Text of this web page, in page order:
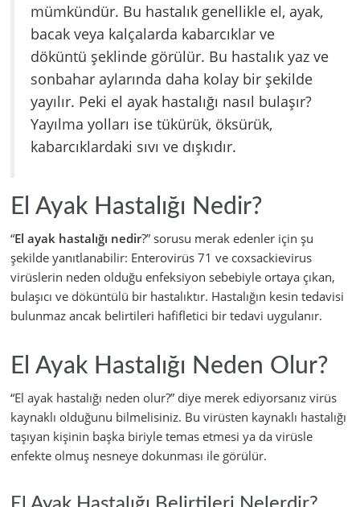
mümkündür. Bu hastalık genellikle el, ayak,
bacak veya kalçalarda kabarcıklar ve
döküntü şeklinde görülür. Bu hastalık yaz ve
sonbahar aylarında daha kolay bir şekilde
yayılır. Peki el ayak hastalığı nasıl bulaşır?
Yayılma yolları ise tükürük, öksürük,
kabarcıklardaki sıvı ve dışkıdır.
El Ayak Hastalığı Nedir?
“El ayak hastalığı nedir?” sorusu merak edenler için şu
şekilde yanıtlanabilir: Enterovirüs 71 ve coxsackievirus
virüslerin neden olduğu enfeksiyon sebebiyle ortaya çıkan,
bulaşıcı ve döküntülü bir hastalıktır. Hastalığın kesin tedavisi
bulunmaz ancak belirtileri hafifletici bir tedavi uygulanır.
El Ayak Hastalığı Neden Olur?
“El ayak hastalığı neden olur?” diye merek ediyorsanız virüs
kaynaklı olduğunu bilmelisiniz. Bu virüsten kaynaklı hastalığı
taşıyan kişinin başka biriyle temas etmesi ya da virüsle
enfekte olmuş nesneye dokunması ile görülür.